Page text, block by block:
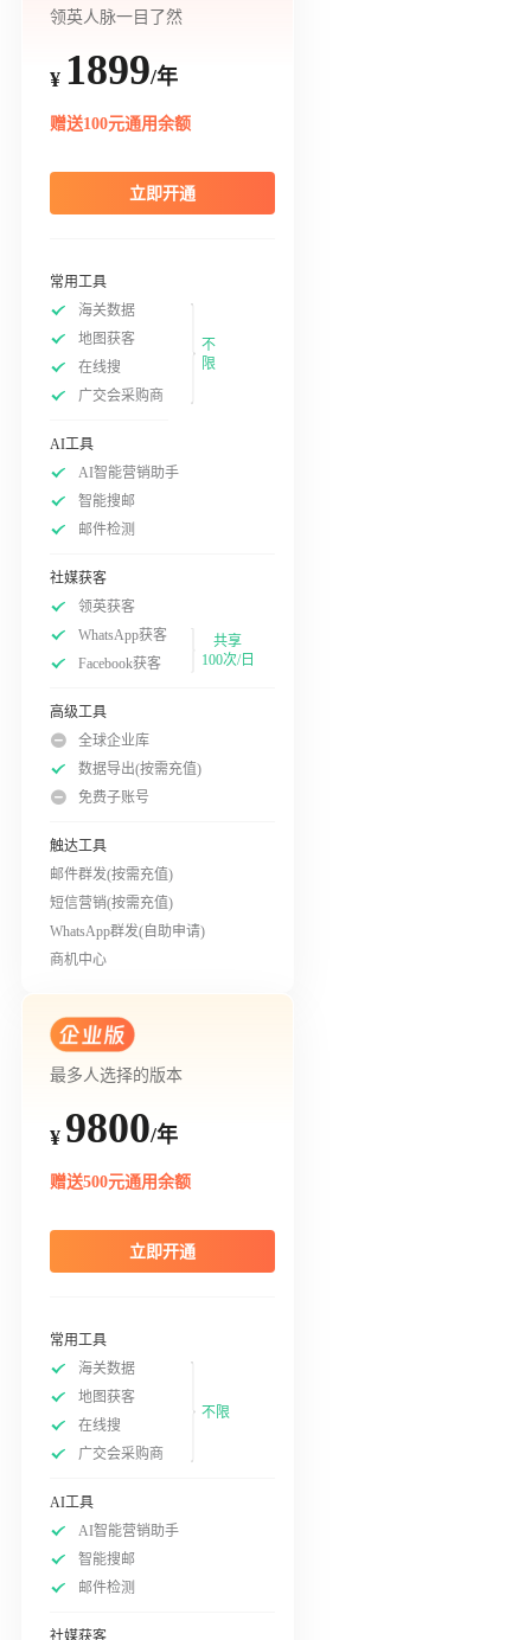
领英人脉一目了然
¥ 1899/年
赠送100元通用余额
立即开通
常用工具
海关数据
地图获客
在线搜
广交会采购商
不
限
AI工具
AI智能营销助手
智能搜邮
邮件检测
社媒获客
领英获客
WhatsApp获客
Facebook获客
共享
100次/日
高级工具
全球企业库
数据导出(按需充值)
免费子账号
触达工具
邮件群发(按需充值)
短信营销(按需充值)
WhatsApp群发(自助申请)
商机中心
最多人选择的版本
¥ 9800/年
赠送500元通用余额
立即开通
常用工具
海关数据
地图获客
在线搜
广交会采购商
不限
AI工具
AI智能营销助手
智能搜邮
邮件检测
社媒获客